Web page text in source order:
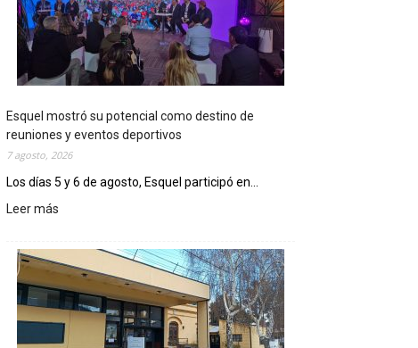
Esquel mostró su potencial como destino de
reuniones y eventos deportivos
7 agosto, 2026
Los días 5 y 6 de agosto, Esquel participó en...
Leer más
s
q
u
e
l
m